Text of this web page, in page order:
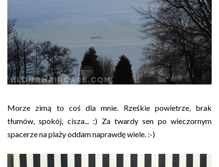
Morze zimą to coś dla mnie. Rześkie powietrze, brak
tłumów, spokój, cisza... :) Za twardy sen po wieczornym
spacerze na plaży oddam naprawdę wiele. :-)